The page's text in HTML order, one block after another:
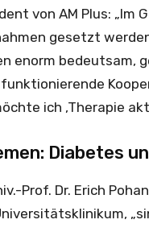
von AM Plus:
gesetzt
enorm bedeutsam,
ich ‚Therapie
Diabetes
Prof. Dr. Erich